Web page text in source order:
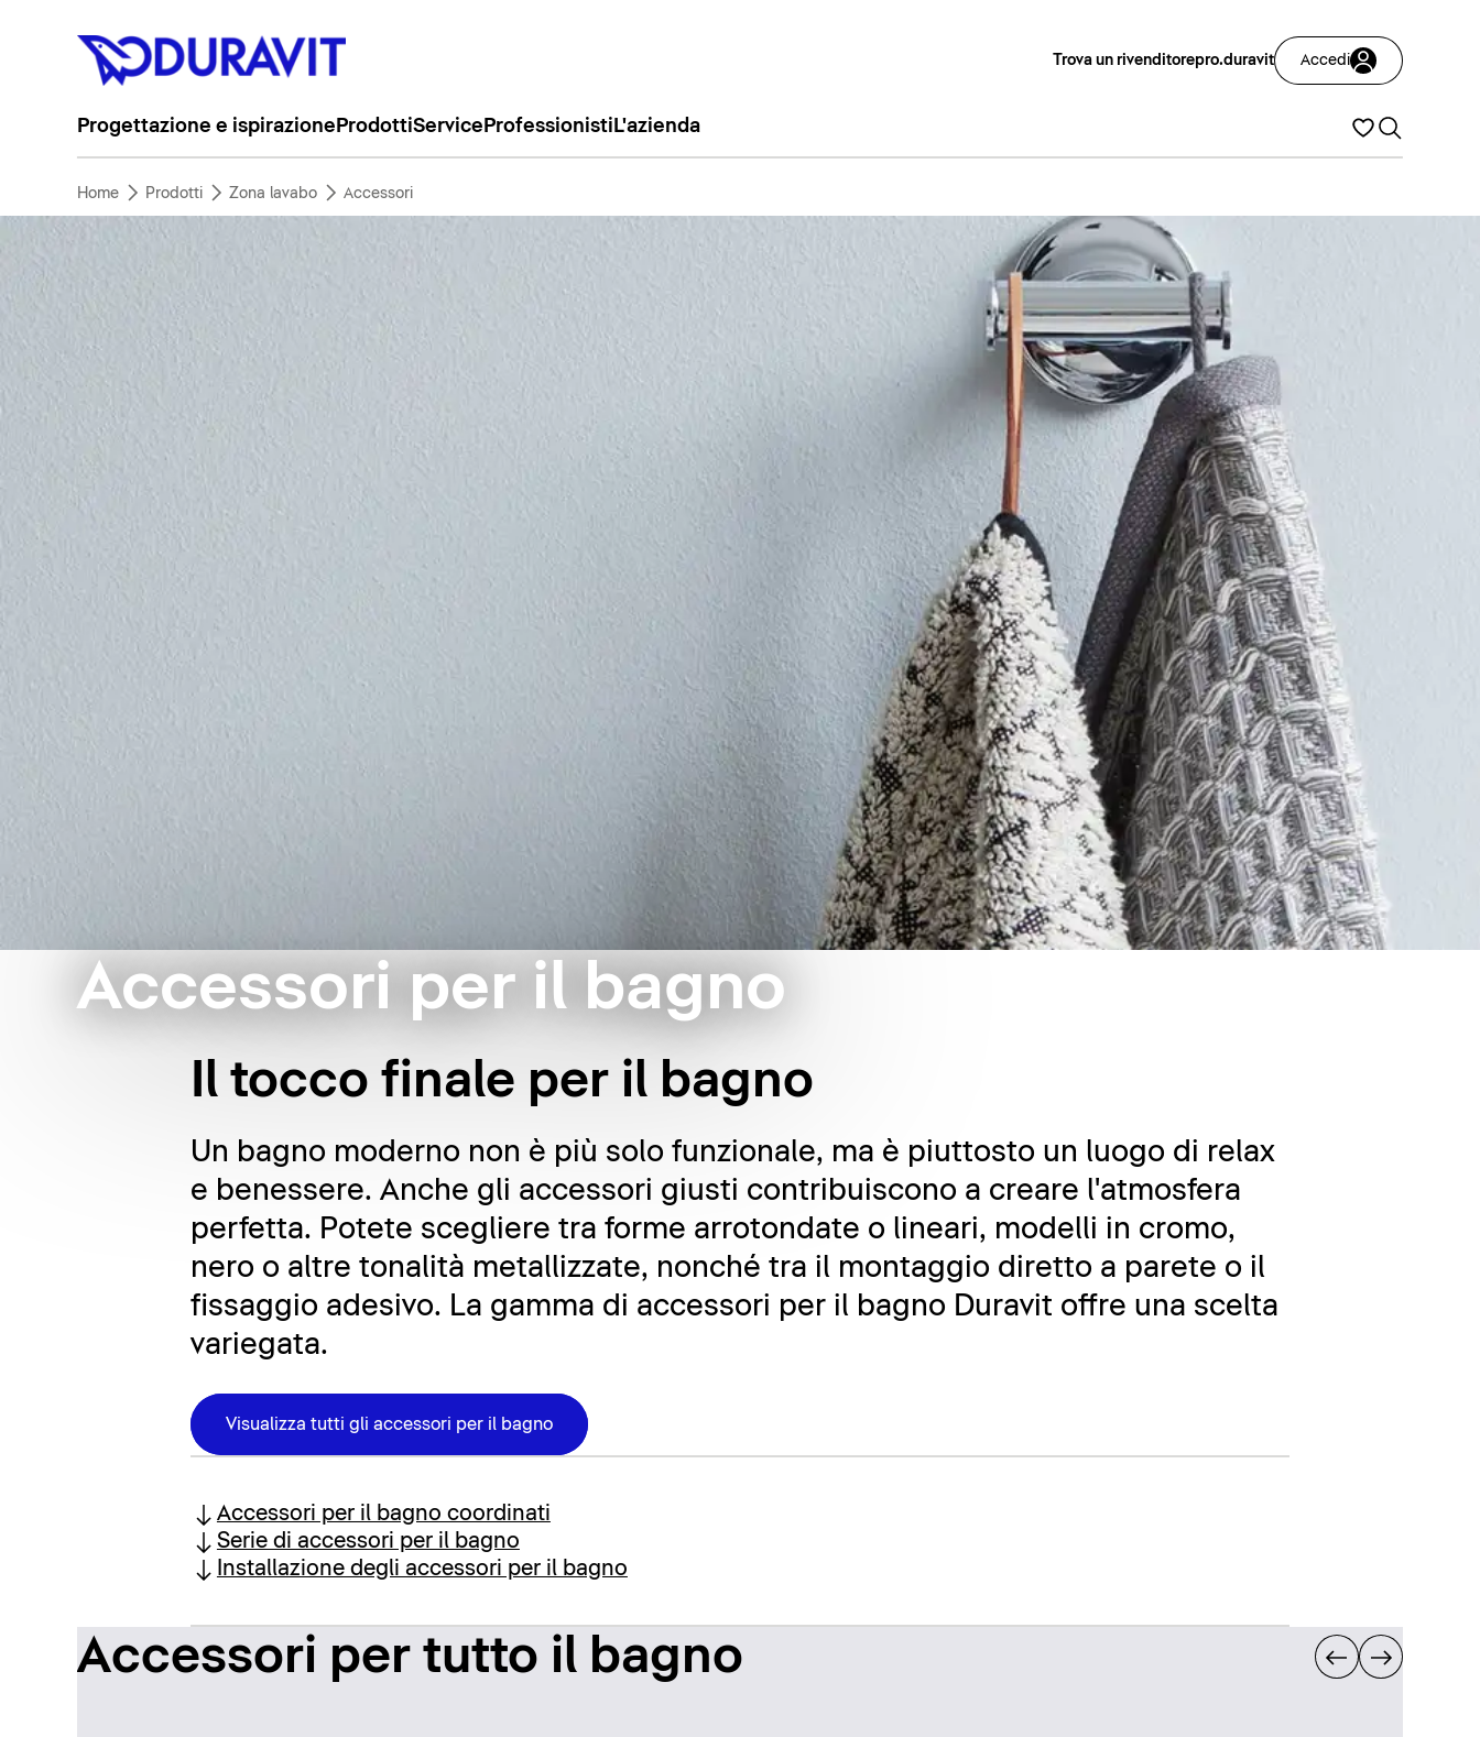
Trova un rivenditorepro.duravit Accedi
Progettazione e ispirazione ProdottiService Professionisti L'azienda
Home Prodotti Zona lavabo Accessori
Accessori per il bagno
Il tocco finale per il bagno
Un bagno moderno non è più solo funzionale, ma è piuttosto un luogo di relax
e benessere. Anche gli accessori giusti contribuiscono a creare l'atmosfera
perfetta. Potete scegliere tra forme arrotondate o lineari, modelli in cromo,
nero o altre tonalità metallizzate, nonché tra il montaggio diretto a parete o il
fissaggio adesivo. La gamma di accessori per il bagno Duravit offre una scelta
variegata.
Visualizza tutti gli accessori per il bagno
Accessori per il bagno coordinati
Serie di accessori per il bagno
Installazione degli accessori per il bagno
Accessori per tutto il bagno